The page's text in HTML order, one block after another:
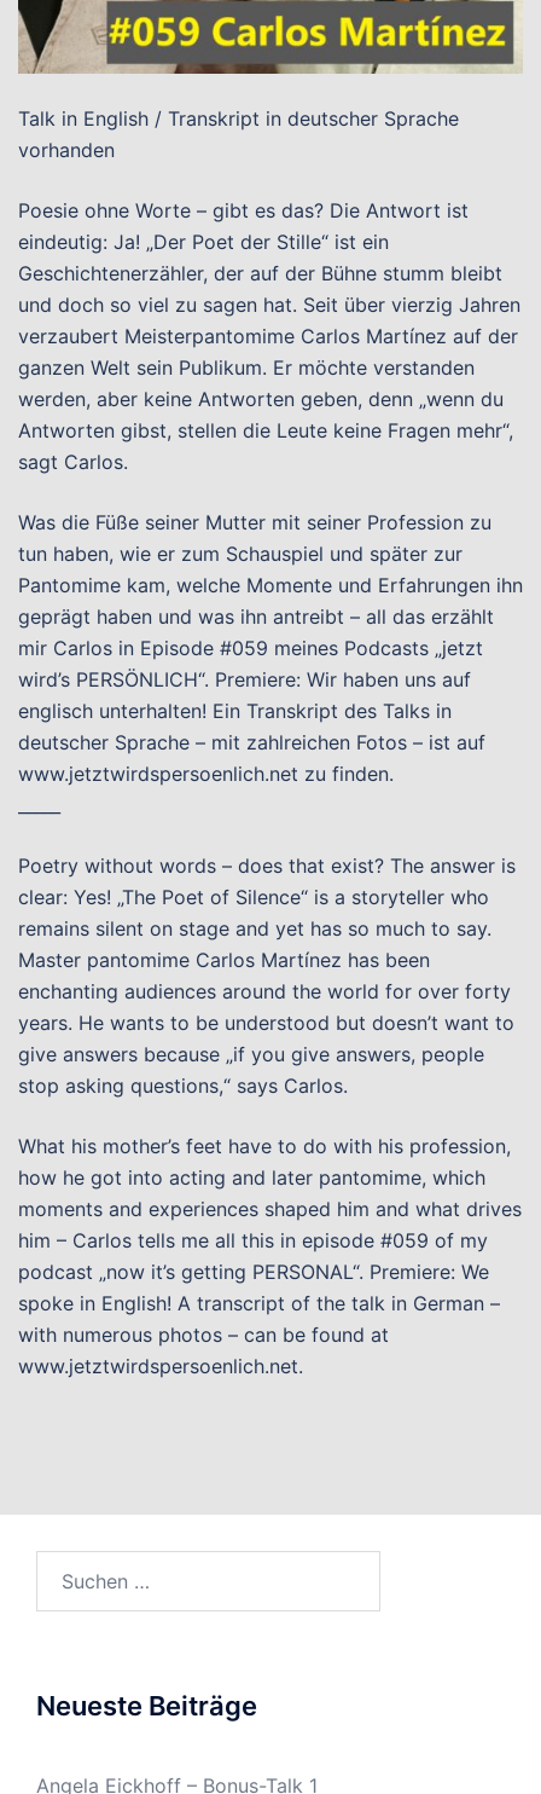
Talk in English / Transkript in deutscher Sprache
vorhanden
Poesie ohne Worte – gibt es das? Die Antwort ist
eindeutig: Ja! „Der Poet der Stille“ ist ein
Geschichtenerzähler, der auf der Bühne stumm bleibt
und doch so viel zu sagen hat. Seit über vierzig Jahren
verzaubert Meisterpantomime Carlos Martínez auf der
ganzen Welt sein Publikum. Er möchte verstanden
werden, aber keine Antworten geben, denn „wenn du
Antworten gibst, stellen die Leute keine Fragen mehr“,
sagt Carlos.
Was die Füße seiner Mutter mit seiner Profession zu
tun haben, wie er zum Schauspiel und später zur
Pantomime kam, welche Momente und Erfahrungen ihn
geprägt haben und was ihn antreibt – all das erzählt
mir Carlos in Episode #059 meines Podcasts „jetzt
wird’s PERSÖNLICH“. Premiere: Wir haben uns auf
englisch unterhalten! Ein Transkript des Talks in
deutscher Sprache – mit zahlreichen Fotos – ist auf
www.jetztwirdspersoenlich.net zu finden.
Poetry without words – does that exist? The answer is
clear: Yes! „The Poet of Silence“ is a storyteller who
remains silent on stage and yet has so much to say.
Master pantomime Carlos Martínez has been
enchanting audiences around the world for over forty
years. He wants to be understood but doesn’t want to
give answers because „if you give answers, people
stop asking questions,“ says Carlos.
What his mother’s feet have to do with his profession,
how he got into acting and later pantomime, which
moments and experiences shaped him and what drives
him – Carlos tells me all this in episode #059 of my
podcast „now it’s getting PERSONAL“. Premiere: We
spoke in English! A transcript of the talk in German –
with numerous photos – can be found at
www.jetztwirdspersoenlich.net.
Neueste Beiträge
Angela Eickhoff – Bonus-Talk 1